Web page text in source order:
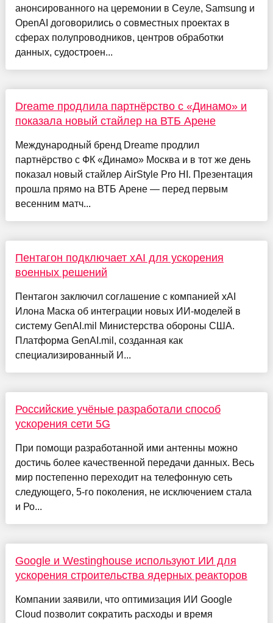
анонсированного на церемонии в Сеуле, Samsung и
OpenAI договорились о совместных проектах в
сферах полупроводников, центров обработки
данных, судостроен...
Dreame продлила партнёрство с «Динамо» и
показала новый стайлер на ВТБ Арене
Международный бренд Dreame продлил
партнёрство с ФК «Динамо» Москва и в тот же день
показал новый стайлер AirStyle Pro HI. Презентация
прошла прямо на ВТБ Арене — перед первым
весенним матч...
Пентагон подключает xAI для ускорения
военных решений
Пентагон заключил соглашение с компанией xAI
Илона Маска об интеграции новых ИИ-моделей в
систему GenAI.mil Министерства обороны США.
Платформа GenAI.mil, созданная как
специализированный И...
Российские учёные разработали способ
ускорения сети 5G
При помощи разработанной ими антенны можно
достичь более качественной передачи данных. Весь
мир постепенно переходит на телефонную сеть
следующего, 5-го поколения, не исключением стала
и Ро...
Google и Westinghouse используют ИИ для
ускорения строительства ядерных реакторов
Компании заявили, что оптимизация ИИ Google
Cloud позволит сократить расходы и время